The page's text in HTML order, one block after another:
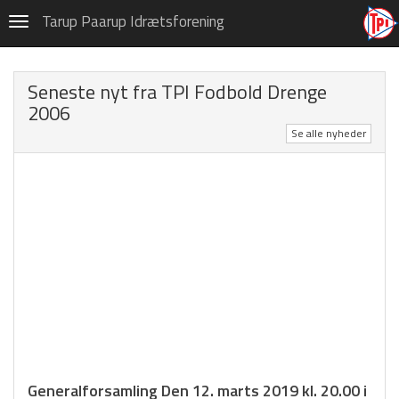
NavigationTarup Paarup Idrætsforening
Fodbold
Privatlivspolitik (GDPR)
Om TPI Fodbold
Danmarksserien
Seneste nyt fra TPI Fodbold Drenge
2006
Se alle nyheder
Generalforsamling Den 12. marts 2019 kl. 20.00 i